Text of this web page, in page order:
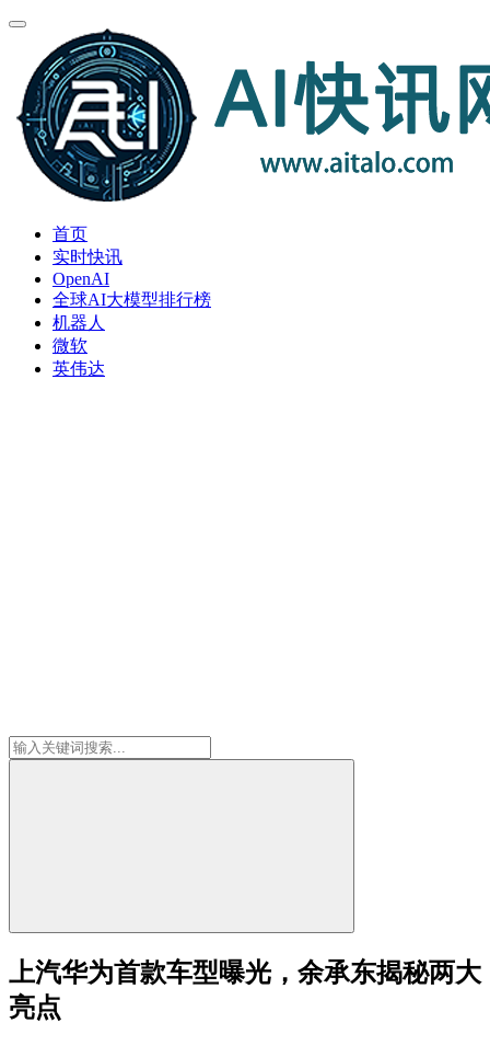
首页
实时快讯
OpenAI
全球AI大模型排行榜
机器人
微软
英伟达
上汽华为首款车型曝光，余承东揭秘两大
亮点